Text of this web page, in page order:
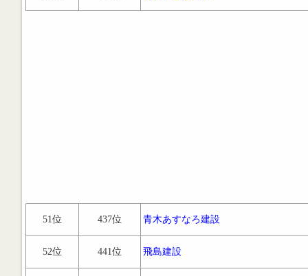
51位 437位 青木あすなろ建設
52位 441位 飛島建設